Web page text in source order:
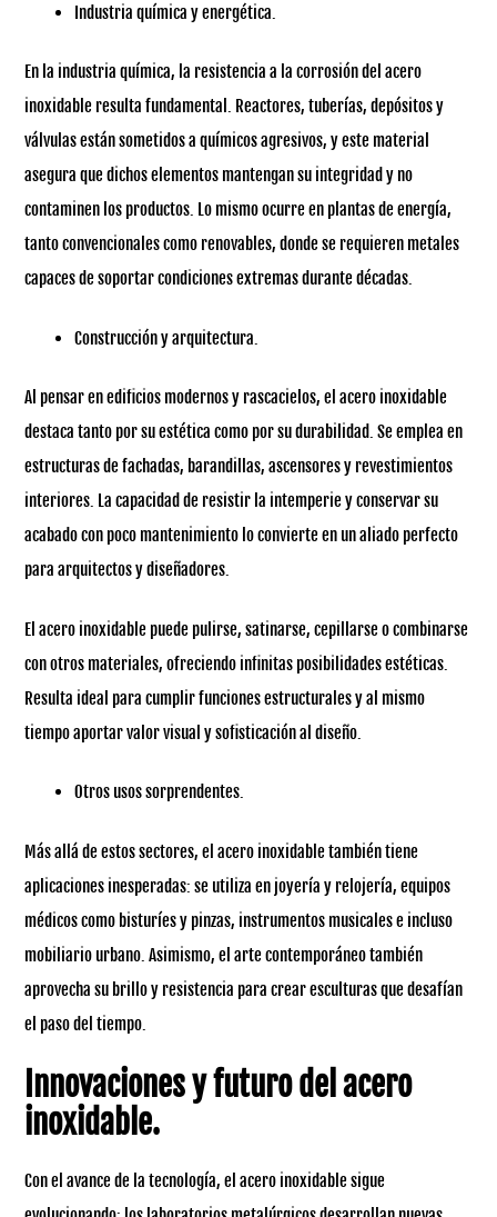
Industria química y energética.
En la industria química, la resistencia a la corrosión del acero
inoxidable resulta fundamental. Reactores, tuberías, depósitos y
válvulas están sometidos a químicos agresivos, y este material
asegura que dichos elementos mantengan su integridad y no
contaminen los productos. Lo mismo ocurre en plantas de energía,
tanto convencionales como renovables, donde se requieren metales
capaces de soportar condiciones extremas durante décadas.
Construcción y arquitectura.
Al pensar en edificios modernos y rascacielos, el acero inoxidable
destaca tanto por su estética como por su durabilidad. Se emplea en
estructuras de fachadas, barandillas, ascensores y revestimientos
interiores. La capacidad de resistir la intemperie y conservar su
acabado con poco mantenimiento lo convierte en un aliado perfecto
para arquitectos y diseñadores.
El acero inoxidable puede pulirse, satinarse, cepillarse o combinarse
con otros materiales, ofreciendo infinitas posibilidades estéticas.
Resulta ideal para cumplir funciones estructurales y al mismo
tiempo aportar valor visual y sofisticación al diseño.
Otros usos sorprendentes.
Más allá de estos sectores, el acero inoxidable también tiene
aplicaciones inesperadas: se utiliza en joyería y relojería, equipos
médicos como bisturíes y pinzas, instrumentos musicales e incluso
mobiliario urbano. Asimismo, el arte contemporáneo también
aprovecha su brillo y resistencia para crear esculturas que desafían
el paso del tiempo.
Innovaciones y futuro del acero
inoxidable.
Con el avance de la tecnología, el acero inoxidable sigue